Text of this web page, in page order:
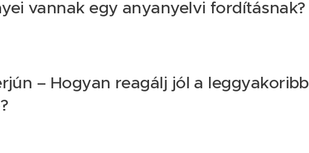
vannak egy anyanyelvi fordításnak?
– Hogyan reagálj jól a leggyakoribb